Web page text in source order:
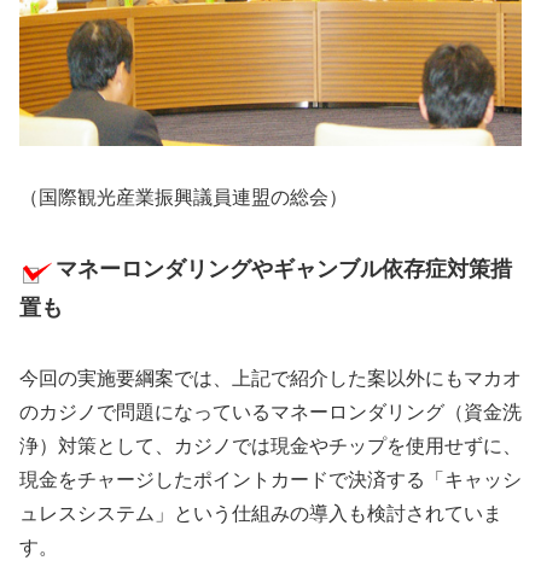
（国際観光産業振興議員連盟の総会）
マネーロンダリングやギャンブル依存症対策措
置も
今回の実施要綱案では、上記で紹介した案以外にもマカオ
のカジノで問題になっているマネーロンダリング（資金洗
浄）対策として、カジノでは現金やチップを使用せずに、
現金をチャージしたポイントカードで決済する「キャッシ
ュレスシステム」という仕組みの導入も検討されていま
す。